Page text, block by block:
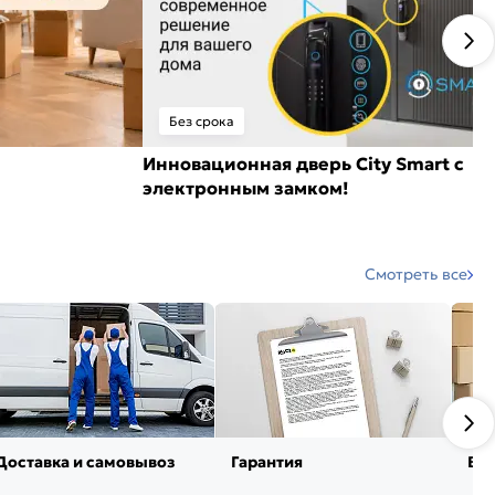
Без срока
Инновационная дверь City Smart с
электронным замком!
Смотреть все
и самовывоз Гарантия